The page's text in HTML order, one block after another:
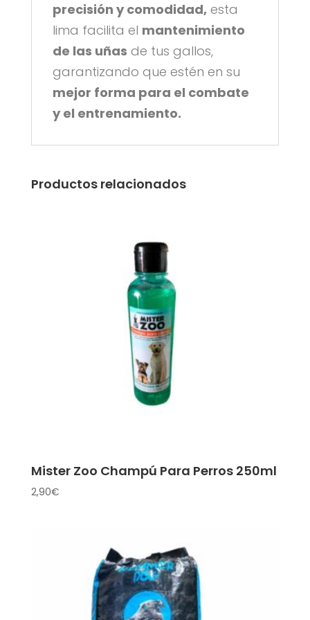
precisión y comodidad,esta
lima facilita el mantenimiento
de las uñas de tus gallos,
garantizando que estén en su
mejor forma para el combate
y el entrenamiento.
Productos relacionados
Mister Zoo Champú Para Perros 250ml
2,90€